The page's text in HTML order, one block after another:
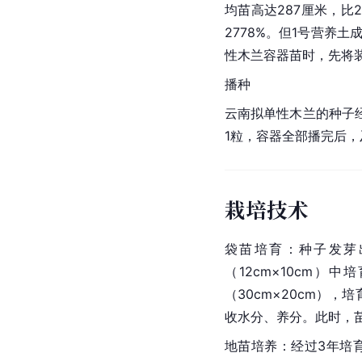
均苗高达287厘米，比
2778%。但1号营养土
性木兰容器苗时，先将
播种
云南拟单性木兰的种子
1粒，容器全部播完后
栽培技术
袋苗培育：种子发
（12cm×10cm）中
（30cm×20cm），培
收水分、养分。此时，
地苗培养：经过3年培